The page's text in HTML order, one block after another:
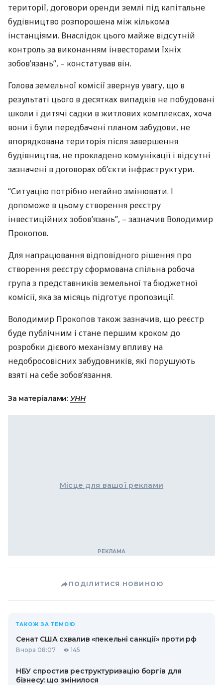
території, договори оренди землі під капітальне
будівництво розпорошена між кількома
інстанціями. Внаслідок цього майже відсутній
контроль за виконанням інвесторами їхніх
зобов’язань”, – констатував він.
Голова земельної комісії звернув увагу, що в
результаті цього в десятках випадків не побудовані
школи і дитячі садки в житлових комплексах, хоча
вони і були передбачені планом забудови, не
впорядкована територія після завершення
будівництва, не прокладено комунікації і відсутні
зазначені в договорах об’єкти інфраструктури.
“Ситуацію потрібно негайно змінювати. І
допоможе в цьому створення реєстру
інвестиційних зобов’язань”, – зазначив Володимир
Прокопов.
Для напрацювання відповідного рішення про
створення реєстру сформована спільна робоча
група з представників земельної та бюджетної
комісії, яка за місяць підготує пропозиції.
Володимир Прокопов також зазначив, що реєстр
буде публічним і стане першим кроком до
розробки дієвого механізму впливу на
недобросовісних забудовників, які порушують
взяті на себе зобов’язання.
За матеріалами: УНН
Місце для вашої реклами
ПОДІЛИТИСЯ НОВИНОЮ
ТАКОЖ ЗА ТЕМОЮ
Сенат США схвалив «пекельні санкції» проти рф
Вчора 08:07 145
НБУ спростив реструктуризацію боргів для
бізнесу: що змінилося